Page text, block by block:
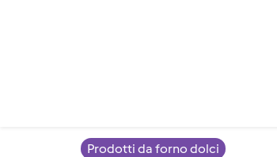
Prodotti da forno dolci